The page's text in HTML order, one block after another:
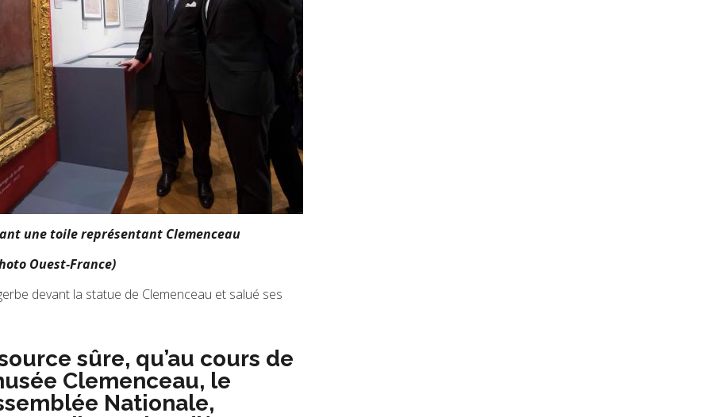
une toile représentant Clemenceau
Ouest-France)
devant la statue de Clemenceau et salué ses
sûre, qu’au cours de
Clemenceau, le
Nationale,